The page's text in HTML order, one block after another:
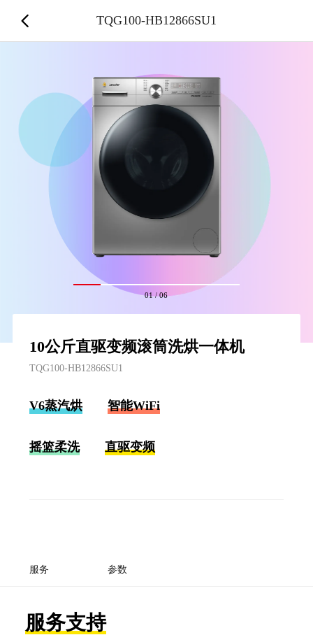
01/06
10公斤直驱变频滚筒洗烘一体机
TQG100-HB12866SU1
V6蒸汽烘 智能WiFi
摇篮柔洗 直驱变频
服务 参数
服务支持
TQG100-HB12866SU1